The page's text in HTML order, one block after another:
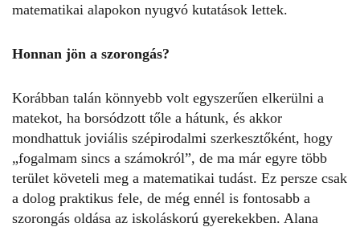
matematikai alapokon nyugvó kutatások lettek.
Honnan jön a szorongás?
Korábban talán könnyebb volt egyszerűen elkerülni a
matekot, ha borsódzott tőle a hátunk, és akkor
mondhattuk joviális szépirodalmi szerkesztőként, hogy
„fogalmam sincs a számokról”, de ma már egyre több
terület követeli meg a matematikai tudást. Ez persze csak
a dolog praktikus fele, de még ennél is fontosabb a
szorongás oldása az iskoláskorú gyerekekben. Alana